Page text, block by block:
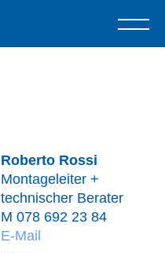
Roberto Rossi
Montageleiter +
technischer Berater
M 078 692 23 84
E-Mail